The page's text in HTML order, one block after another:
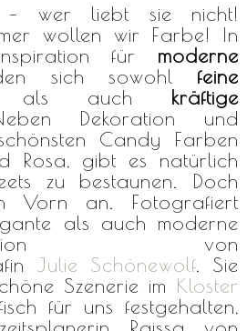
– wer liebt sie nicht!
wollen wir Farbe! In
für moderne
sich sowohl feine
als auch kräftige
Dekoration und
Candy Farben
Rosa, gibt es natürlich
zu bestaunen. Doch
Vorn an. Fotografiert
als auch moderne
von
Julie Schönewolf. Sie
Szenerie im Kloster
für uns festgehalten,